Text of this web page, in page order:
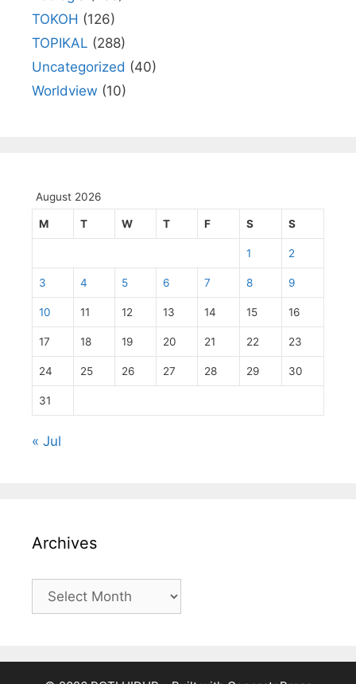
TOKOH (126)
TOPIKAL (288)
Uncategorized (40)
Worldview (10)
August 2026
M T W T F S S
1 2
3 4 5 6 7 8 9
10 11 12 13 14 15 16
17 18 19 20 21 22 23
24 25 26 27 28 29 30
31
« Jul
Archives
Archives